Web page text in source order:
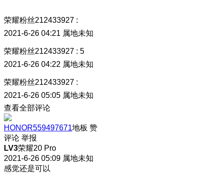
荣耀粉丝212433927 :
2021-6-26 04:21 属地未知
荣耀粉丝212433927 : 5
2021-6-26 04:22 属地未知
荣耀粉丝212433927 :
2021-6-26 05:05 属地未知
查看全部评论
HONOR559497671地板 赞
评论 举报
LV3荣耀20 Pro
2021-6-26 05:09 属地未知
感觉还是可以